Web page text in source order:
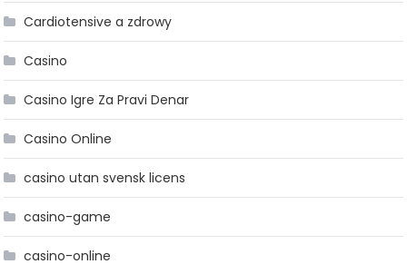
Cardiotensive a zdrowy
Casino
Casino Igre Za Pravi Denar
Casino Online
casino utan svensk licens
casino-game
casino-online